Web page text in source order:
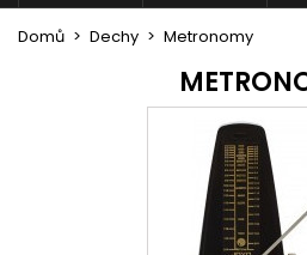
Domů Dechy Metronomy